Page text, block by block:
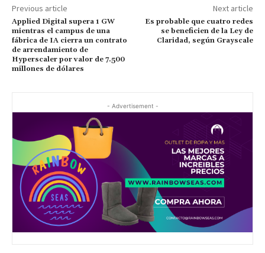
Previous article
Applied Digital supera 1 GW
mientras el campus de una
fábrica de IA cierra un contrato
de arrendamiento de
Hyperscaler por valor de 7.500
millones de dólares
Next article
Es probable que cuatro redes
se beneficien de la Ley de
Claridad, según Grayscale
- Advertisement -